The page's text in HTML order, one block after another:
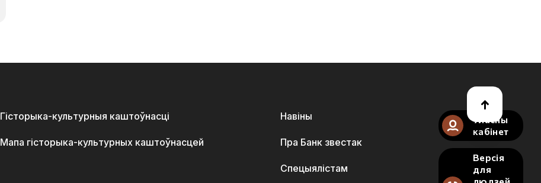
Гісторыка-культурныя каштоўнасці
Мапа гісторыка-культурных каштоўнасцей
Навіны
Пра Банк звестак
Спецыялістам
Уласны
кабінет
Версія
для